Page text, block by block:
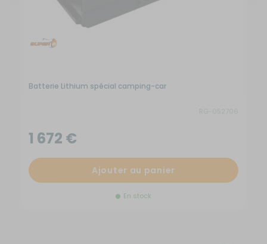
Batterie Lithium spécial camping-car
1 672 €
Ajouter au panier
En stock